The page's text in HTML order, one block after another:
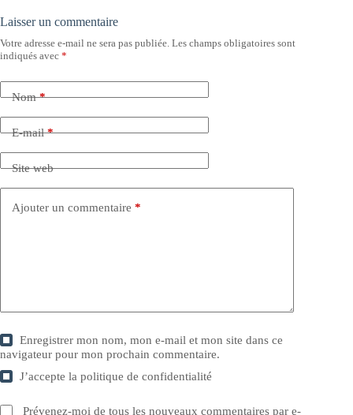
Laisser un commentaire
Votre adresse e-mail ne sera pas publiée. Les champs obligatoires sont
indiqués avec *
Nom*
E-mail*
Site web
Ajouter un commentaire *
Enregistrer mon nom, mon e-mail et mon site dans ce
navigateur pour mon prochain commentaire.
J’accepte lapolitique de confidentialité
Prévenez-moi de tous les nouveaux commentaires par e-